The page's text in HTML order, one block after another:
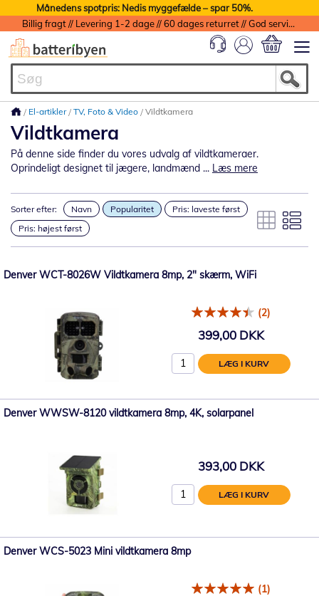
Månedens spotpris: Nedis myggefælde – spar 50%.
Billig fragt // Levering 1-2 dage // 60 dages returret // God service med garanti
El-artikler TV, Foto & Video Vildtkamera
Vildtkamera
På denne side finder du vores udvalg af vildtkameraer.
Oprindeligt designet til jægere, landmænd ... Læs mere
Sorter efter: Navn Popularitet
Pris: laveste først
Pris: højest først
Denver WCT-8026W Vildtkamera 8mp, 2" skærm, WiFi
(2)
399,00 DKK
LÆG I KURV
Denver WWSW-8120 vildtkamera 8mp, 4K, solarpanel
393,00 DKK
LÆG I KURV
Denver WCS-5023 Mini vildtkamera 8mp
(1)